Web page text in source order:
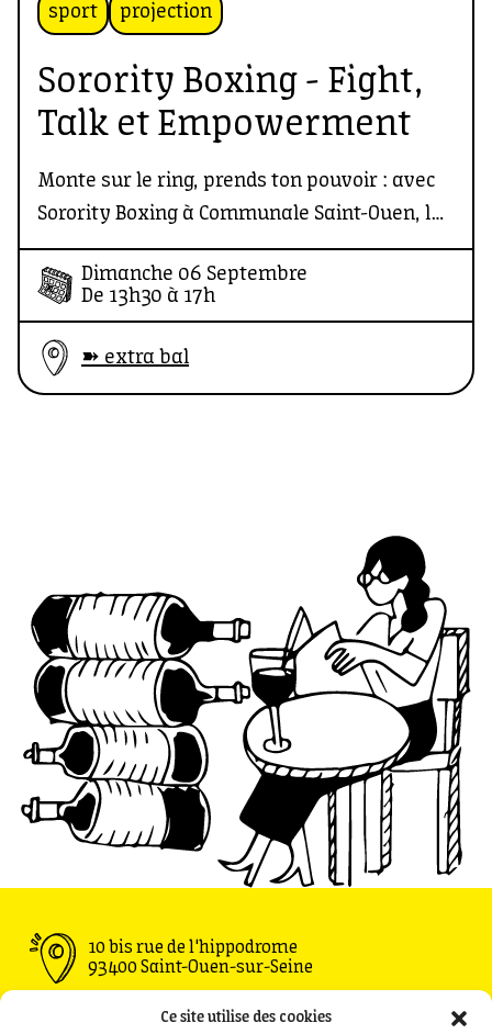
Ce site utilise des cookies
sport projection
Sorority Boxing - Fight,
Talk et Empowerment
Monte sur le ring, prends ton pouvoir : avec
Sorority Boxing à Communale Saint-Ouen, la
force se conjugue 100 % au féminin !
Dimanche 06 Septembre
De 13h30 à 17h
➽ extra bal
10 bis rue de l'hippodrome
93400 Saint-Ouen-sur-Seine
Ouvert du Mardi au Vendredi : 11h30 - 00h00
Samedi : 09h00 - 00h00